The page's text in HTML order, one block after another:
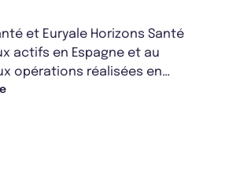
et Euryale Horizons Santé
actifs en Espagne et au
opérations réalisées en
acquisitions permettent a...